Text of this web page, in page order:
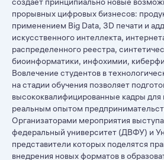
прорывных цифровых бизнесов:
применением Big Data, 3D печати и
искусственного интеллекта,
распределенного реестра,
биоинформатики, инфохимии,
Вовлечение студентов в
на стадии обучения позволяет
высококвалифицированные кадры
реальным опытом
Организаторами мероприятия
федеральный университет (ДВФУ) и
представители которых поделятся
внедрения новых форматов в